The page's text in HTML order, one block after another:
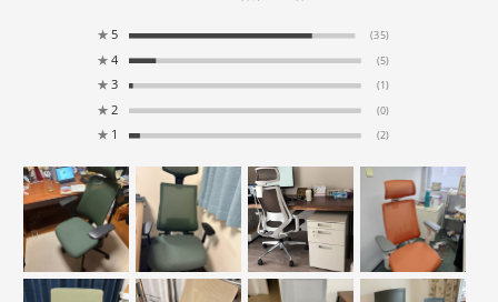
★ 5 (35)
★ 4 (5)
★ 3 (1)
★ 2 (0)
★ 1 (2)